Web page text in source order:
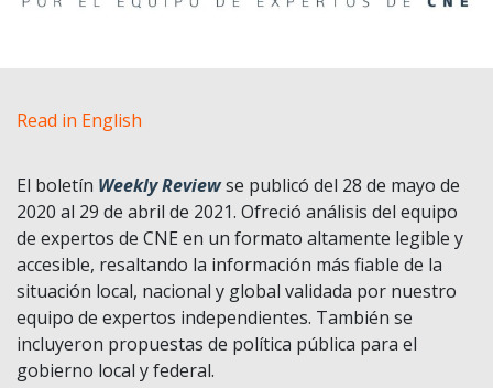
Read in English
El boletín Weekly Reviewse publicó del 28 de mayo de
2020 al 29 de abril de 2021. Ofreció análisis del equipo
de expertos de CNE en un formato altamente legible y
accesible, resaltando la información más fiable de la
situación local, nacional y global validada por nuestro
equipo de expertos independientes. También se
incluyeron propuestas de política pública para el
gobierno local y federal.